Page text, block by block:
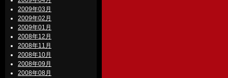
2009年03月
2009年02月
2009年01月
2008年12月
2008年11月
2008年10月
2008年09月
2008年08月